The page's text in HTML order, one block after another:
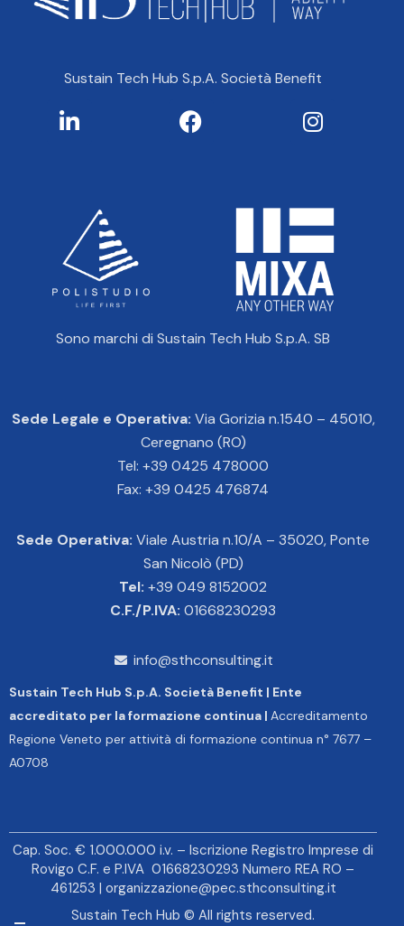
Sustain Tech Hub S.p.A. Società Benefit
Sono marchi di Sustain Tech Hub S.p.A. SB
Sede Legale e Operativa: Via Gorizia n.1540 – 45010,
Ceregnano (RO)
Tel: +39 0425 478000
Fax: +39 0425 476874
Sede Operativa: Viale Austria n.10/A – 35020, Ponte
San Nicolò (PD)
Tel: +39 049 8152002
C.F./P.IVA: 01668230293
info@sthconsulting.it
Sustain Tech Hub S.p.A. Società Benefit | Ente
accreditato per la formazione continua | Accreditamento
Regione Veneto per attività di formazione continua n° 7677 –
A0708
Cap. Soc. € 1.000.000 i.v. – Iscrizione Registro Imprese di
Rovigo C.F. e P.IVA 01668230293 Numero REA RO –
461253 | organizzazione@pec.sthconsulting.it
Sustain Tech Hub © All rights reserved.